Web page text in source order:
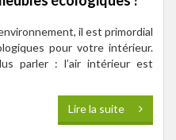
il est primordial
pour votre intérieur.
parler : l’air intérieur est
Lire la suite